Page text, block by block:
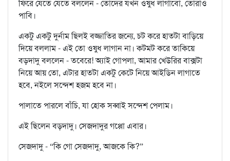
ফিরে যেতে যেতে বললেন - তোদের যখন ওষুধ লাগাবো, তোরাও
পাবি।
একটু একটু দুর্নাম ছিলই বজ্জাতির জন্যে, চট করে হাতটা বাড়িয়ে
দিয়ে বললাম - এই তো ওষুধ লাগান না। কটমট করে তাকিয়ে
বড়দাদু বললেন - তবেরে! অ্যাই গোপলা, আমার খেউরির বাক্সটা
নিয়ে আয় তো, এটার হাতটা একটু কেটে নিয়ে আইডিন লাগাতে
হবে, নইলে সন্দেশ হজম হবে না।
পালাতে পারলে বাঁচি, যা হোক সব্বাই সন্দেশ পেলাম।
এই ছিলেন বড়দাদু। সেজদাদুর গপ্পো এবার।
সেজদাদু - “কি গো সেজদাদু, আজকে কি?”